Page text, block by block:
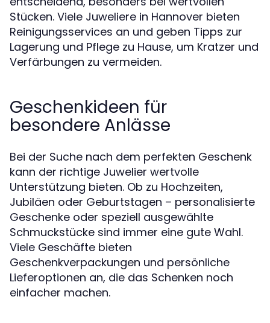
Stücken. Viele Juweliere in Hannover bieten
Reinigungsservices an und geben Tipps zur
Lagerung und Pflege zu Hause, um Kratzer und
Verfärbungen zu vermeiden.
Geschenkideen für
besondere Anlässe
Bei der Suche nach dem perfekten Geschenk
kann der richtige Juwelier wertvolle
Unterstützung bieten. Ob zu Hochzeiten,
Jubiläen oder Geburtstagen – personalisierte
Geschenke oder speziell ausgewählte
Schmuckstücke sind immer eine gute Wahl.
Viele Geschäfte bieten
Geschenkverpackungen und persönliche
Lieferoptionen an, die das Schenken noch
einfacher machen.